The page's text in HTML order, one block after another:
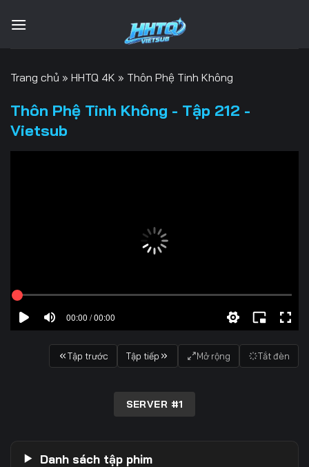
qua
Trang chủ » HHTQ 4K » Thôn Phệ Tinh Không
Thôn Phệ Tinh Không - Tập 212 -
Vietsub
00:00 / 00:00
Tập trước Tập tiếp Mở rộng Tắt đèn
SERVER #1
Danh sách tập phim